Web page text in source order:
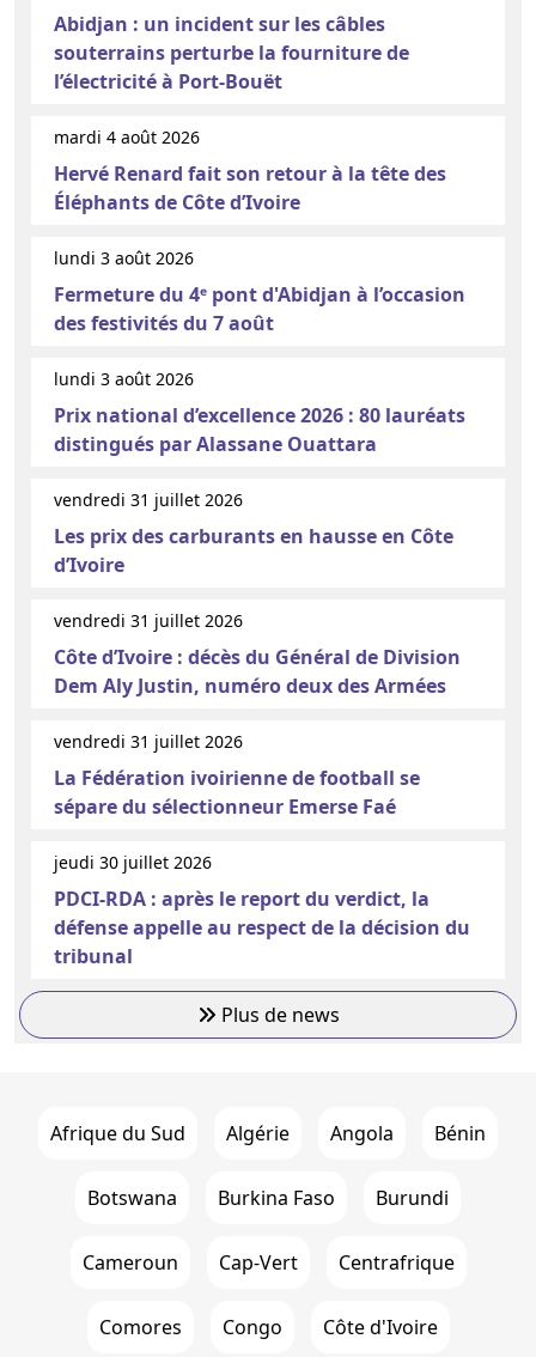
Abidjan : un incident sur les câbles
souterrains perturbe la fourniture de
l’électricité à Port-Bouët
mardi 4 août 2026
Hervé Renard fait son retour à la tête des
Éléphants de Côte d’Ivoire
lundi 3 août 2026
Fermeture du 4ᵉ pont d'Abidjan à l’occasion
des festivités du 7 août
lundi 3 août 2026
Prix national d’excellence 2026 : 80 lauréats
distingués par Alassane Ouattara
vendredi 31 juillet 2026
Les prix des carburants en hausse en Côte
d’Ivoire
vendredi 31 juillet 2026
Côte d’Ivoire : décès du Général de Division
Dem Aly Justin, numéro deux des Armées
vendredi 31 juillet 2026
La Fédération ivoirienne de football se
sépare du sélectionneur Emerse Faé
jeudi 30 juillet 2026
PDCI-RDA : après le report du verdict, la
défense appelle au respect de la décision du
tribunal
Plus de news
Afrique du Sud Algérie Angola Bénin
Botswana Burkina Faso Burundi
Cameroun Cap-Vert Centrafrique
Comores Congo Côte d'Ivoire